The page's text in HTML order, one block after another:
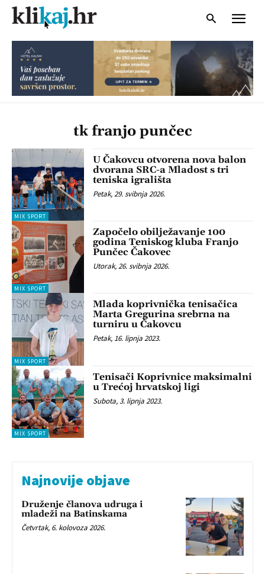
tk franjo punčec
MIX SPORT
U Čakovcu otvorena nova balon
dvorana SRC-a Mladost s tri
teniska igrališta
Petak, 29. svibnja 2026.
MIX SPORT
Započelo obilježavanje 100
godina Teniskog kluba Franjo
Punčec Čakovec
Utorak, 26. svibnja 2026.
MIX SPORT
Mlada koprivnička tenisačica
Marta Gregurina srebrna na
turniru u Čakovcu
Petak, 16. lipnja 2023.
MIX SPORT
Tenisači Koprivnice maksimalni
u Trećoj hrvatskoj ligi
Subota, 3. lipnja 2023.
Najnovije objave
Druženje članova udruga i
mladeži na Batinskama
Četvrtak, 6. kolovoza 2026.